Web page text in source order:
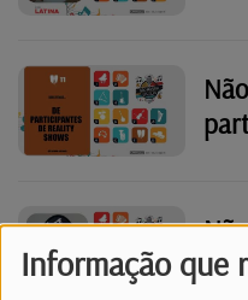
Informação que